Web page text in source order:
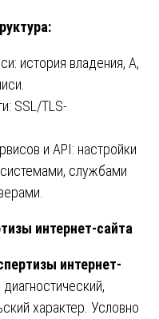
история владения, A,
SSL/TLS-
и API: настройки
службами
интернет-сайта
интернет-
характер. Условно